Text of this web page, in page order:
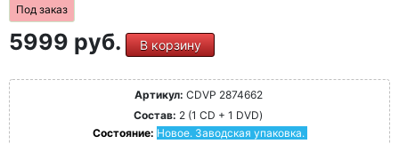
Под заказ
5999 руб. В корзину
Артикул: CDVP 2874662
Состав: 2 (1 CD + 1 DVD)
Состояние: Новое. Заводская упаковка.